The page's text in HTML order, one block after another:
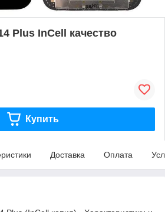
Plus InCell качество
Купить
Доставка Оплата